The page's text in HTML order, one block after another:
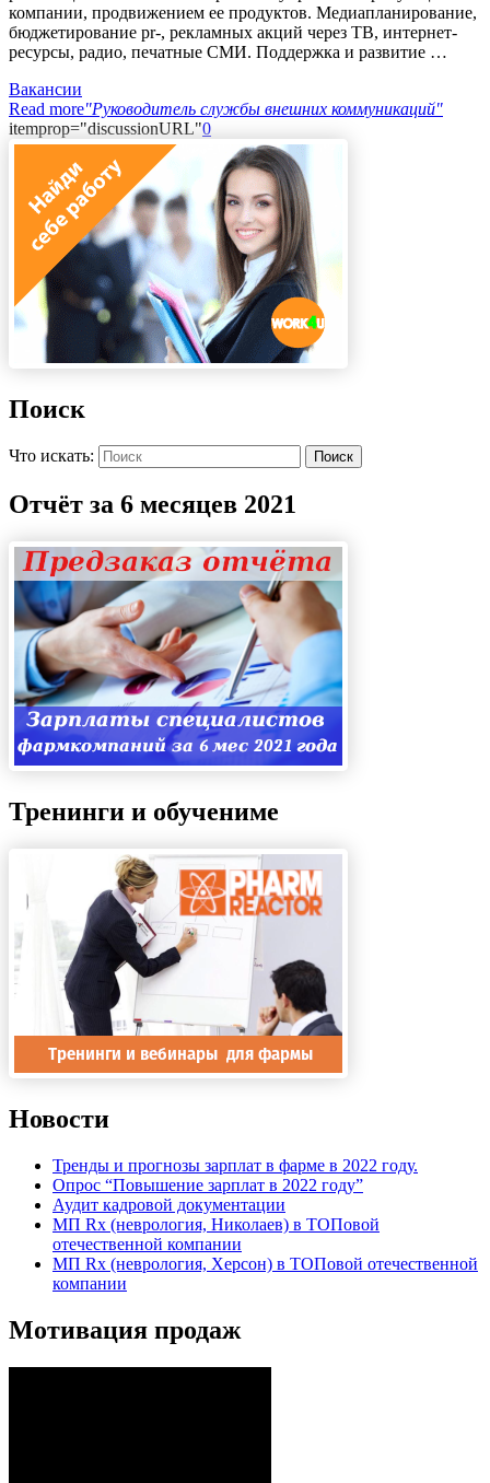
компании, продвижением ее продуктов. Медиапланирование,
бюджетирование pr-, рекламных акций через ТВ, интернет-
ресурсы, радио, печатные СМИ. Поддержка и развитие …
Вакансии
Read more"Руководитель службы внешних коммуникаций"
itemprop="discussionURL"0
Поиск
Что искать: Поиск
Отчёт за 6 месяцев 2021
Тренинги и обучениме
Новости
Тренды и прогнозы зарплат в фарме в 2022 году.
Опрос “Повышение зарплат в 2022 году”
Аудит кадровой документации
МП Rx (неврология, Николаев) в ТОПовой
отечественной компании
МП Rx (неврология, Херсон) в ТОПовой отечественной
компании
Мотивация продаж